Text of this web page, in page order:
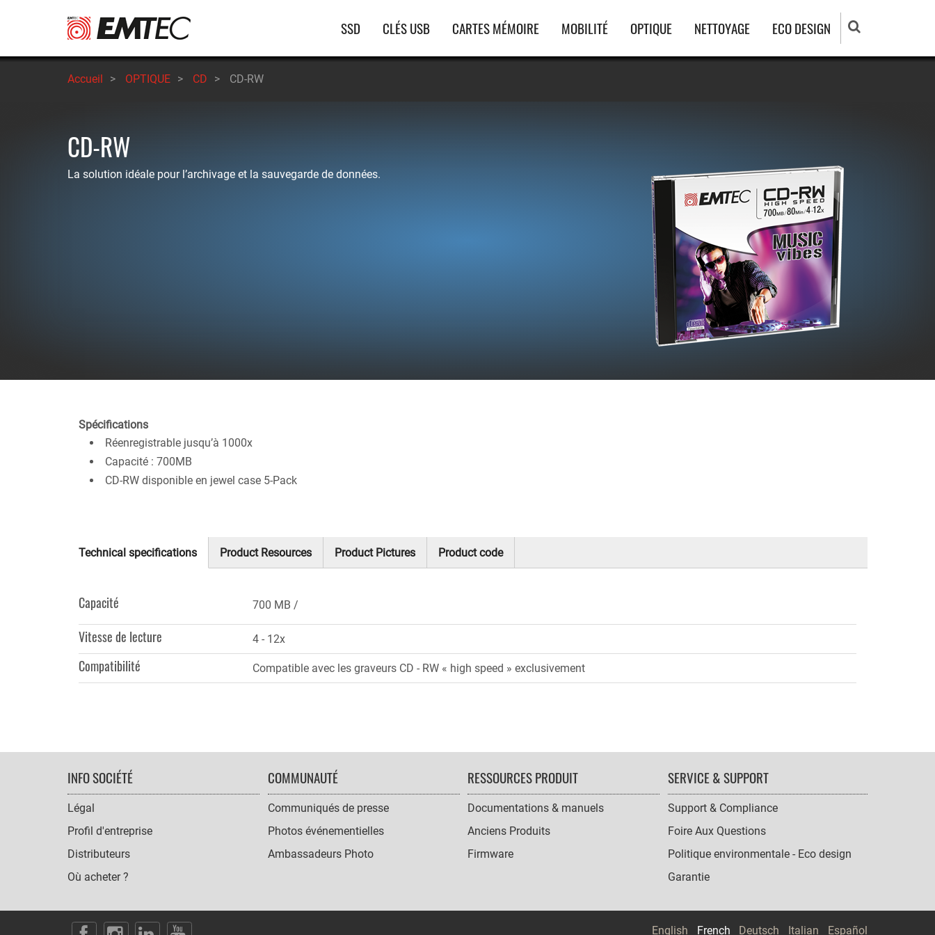
principal
Navigation
principale
SSD CLÉS USB CARTES MÉMOIRE MOBILITÉ OPTIQUE NETTOYAGE ECO DESIGN
Accueil > OPTIQUE > CD > CD-RW
CD-RW
La solution idéale pour l’archivage et la sauvegarde de données.
Spécifications
Réenregistrable jusqu’à 1000x
Capacité : 700MB
CD-RW disponible en jewel case 5-Pack
Technical specifications
Product Resources Product Pictures Product code
Capacité 700 MB
Vitesse de lecture 4 - 12x
Compatibilité Compatible avec les graveurs CD - RW « high speed » exclusivement
FOOTER
NAVIGATION
INFO SOCIÉTÉ
Légal
Profil d'entreprise
Distributeurs
Où acheter ?
COMMUNAUTÉ
Communiqués de presse
Photos événementielles
Ambassadeurs Photo
RESSOURCES PRODUIT
Documentations & manuels
Anciens Produits
Firmware
SERVICE & SUPPORT
Support & Compliance
Foire Aux Questions
Politique environmentale - Eco design
Garantie
English French Deutsch Italian Español